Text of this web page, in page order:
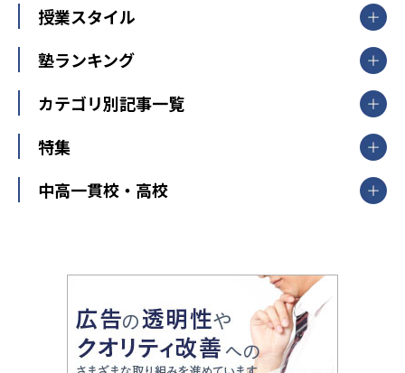
山形県
福島県
関東
東京都
神奈川県
茨城県
栃木県
群馬県
新潟県
中部
愛知県
静岡県
長野県
大阪府
兵庫県 京都府 奈良県
和歌山県
鳥取県
島根県 岡山県 広島県
【掲載塾一覧を見る】
東京個別指導学院
明光義塾
個別教室のトライ
武田塾
授業スタイル
個別指導
オンライン指導
塾ランキング
中学受験ランキング
カテゴリ別記事一覧
中学受験
大学受験
教育全般
中学受験に熱心な市区町村ランキング
小学校受験
特集
開成番長直伝！子どもの受験を成功させる方法
運動と遊びを考える
情報Ⅰ、数学が苦手な人注目！最短距離の学力
アップ法
悩み多き「大学受験」相談室
中高一貫校・高校
大学入試改革
ママテクエグザム
進化する中高一貫校・高校